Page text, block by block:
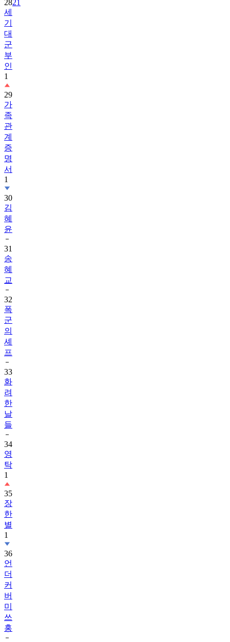
2821
세
기
대
군
부
인
1
29
가
족
관
계
증
명
서
1
30
김
혜
윤
31
송
혜
교
32
폭
군
의
셰
프
33
화
려
한
날
들
34
영
탁
1
35
장
한
별
1
36
언
더
커
버
미
쓰
홍